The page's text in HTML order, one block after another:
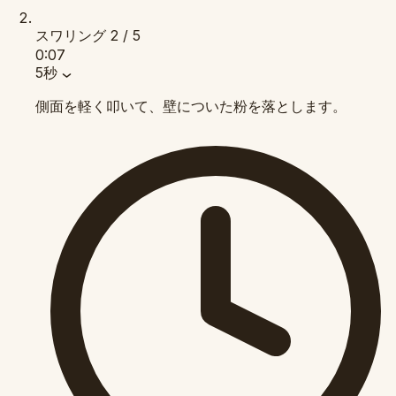
スワリング 2 / 5
0:07
5秒
側面を軽く叩いて、壁についた粉を落とします。